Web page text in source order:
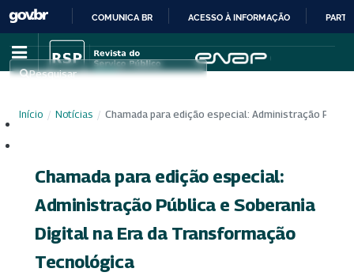
IR
PARA
COMUNICA BR ACESSO À INFORMAÇÃO
Pesquisar
Cadastro
Início / Notícias / Chamada para edição especial: Administração
Chamada para edição especial:
Administração Pública e Soberania
Digital na Era da Transformação
Tecnológica